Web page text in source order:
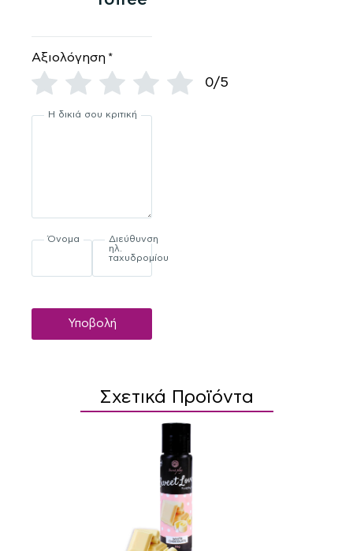
Αξιολόγηση *
0/5
Η δικιά σου κριτική
Όνομα
Διεύθυνση
ηλ.
ταχυδρομίου
Υποβολή
Σχετικά Προϊόντα